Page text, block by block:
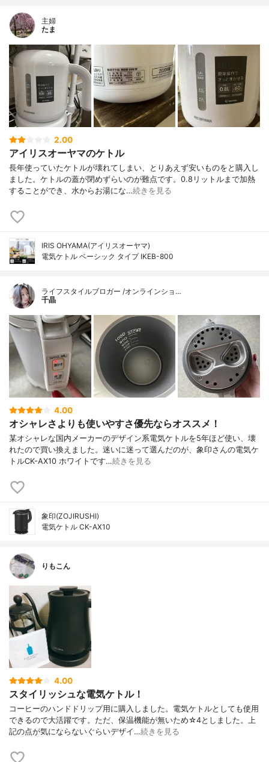
主婦
たま
2.00
アイリスオーヤマのケトル
長年使っていたケトルが壊れてしまい、とりあえず安いものをと購入し
ました。ケトルの蓋が閉めずらいのが難点です。0.8リットルまで加熱
することができ、水からお湯にな…続きを見る
IRIS OHYAMA(アイリスオーヤマ)
電気ケトル ベーシック タイプ IKEB-800
ライフスタイルブロガー /オンラインショ…
千晶
4.00
オシャレさよりも使いやすさ優先ならオススメ！
某オシャレな国内メーカーのデザイン系電気ケトルを5年ほど使い、壊
れたので買い換えました。迷いに迷って選んだのが、象印さんの電気ケ
トルCK-AX10 ホワイトです…続きを見る
象印(ZOJIRUSHI)
電気ケトル CK-AX10
りもこん
4.00
スタイリッシュな電気ケトル！
コーヒーのハンドドリップ用に購入しました。電気ケトルとしても使用
できるので大活躍です。ただ、保温機能が無いため☆4としました。上
記の点が気にならないぐらいデザイ…続きを見る